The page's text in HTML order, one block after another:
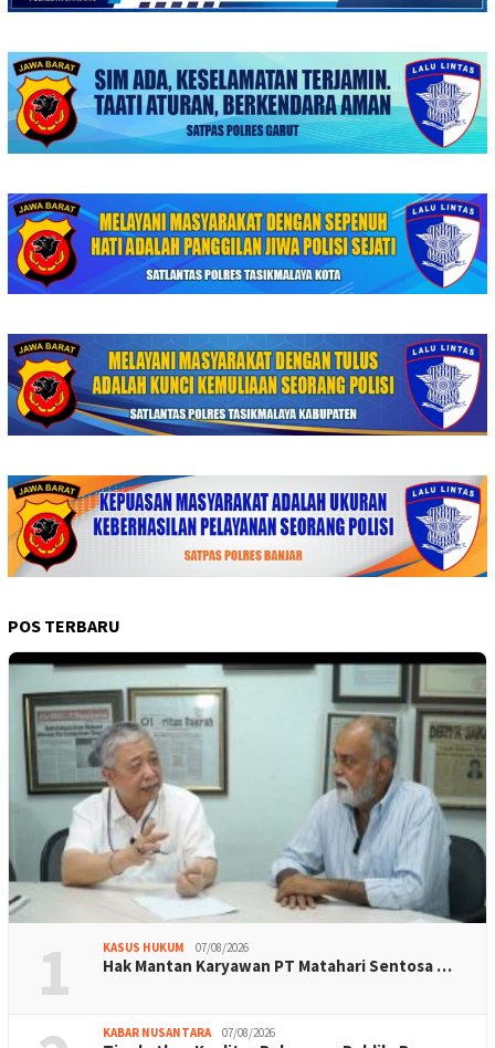
POS TERBARU
1 KASUS HUKUM 07/08/2026
Hak Mantan Karyawan PT Matahari Sentosa …
KABAR NUSANTARA 07/08/2026